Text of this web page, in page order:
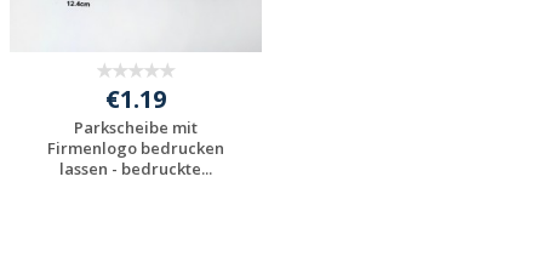
€1.19
Parkscheibe mit
Firmenlogo bedrucken
lassen - bedruckte...